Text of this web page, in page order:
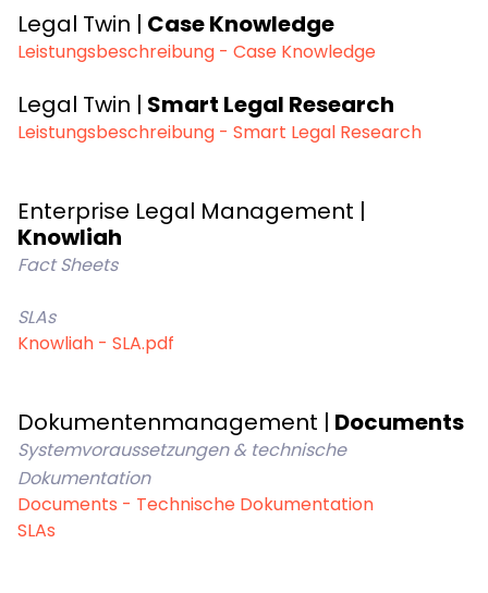
Legal Twin | Case Knowledge
Leistungsbeschreibung - Case Knowledge
Legal Twin | Smart Legal Research
Leistungsbeschreibung - Smart Legal Research
Enterprise Legal Management |
Knowliah
Fact Sheets
SLAs
Knowliah - SLA.pdf
Dokumentenmanagement | Documents
Systemvoraussetzungen & technische
Dokumentation
Documents - Technische Dokumentation
SLAs